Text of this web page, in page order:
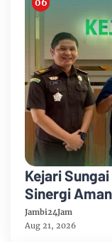
Kejari
Sinergi
Aro
Jambi24Jam
Aug 21, 2026